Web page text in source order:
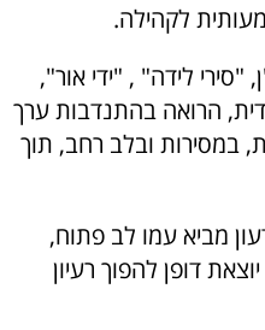
לקהילה.
לידה" , "ידי אור",
הרואה בהתנדבות ערך
במסירות ובלב רחב, תוך
מביא עמו לב פתוח,
דופן להפוך רעיון